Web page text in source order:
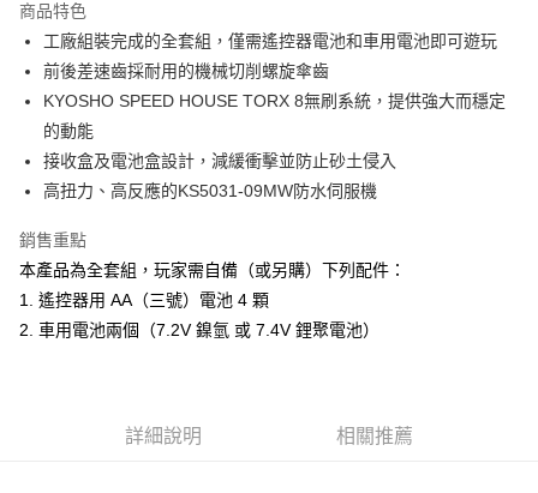
合作金庫商業銀行
華南商業銀行
彰化商業銀行
上海商業儲蓄銀行
台北富邦商業銀行
國泰世華商業銀行
兆豐國際商業銀行
臺灣中小企業銀行
匯豐（台灣）商業銀行
華泰商業銀行
聯邦商業銀行
遠東國際商業銀行
元大商業銀行
永豐商業銀行
台新國際商業銀行
台灣樂天信用卡公司
6 期 0 利率 每期
華南商業銀行
彰化商業銀行
上海商業儲蓄銀行
台北富邦商業銀行
國泰世華商業銀行
臺灣中小企業銀行
台中商業銀行
匯豐（台灣）商業銀行
華泰商業銀行
元大商業銀行
玉山商業銀行
星展（台灣）商業銀行
台灣樂天信用卡公司
LINE Pay
Apple Pay
街口支付
悠遊付
Google Pay
ATM付款
商品特色
工廠組裝完成的全套組，僅需遙控器電池和車用電池即可遊玩
前後差速齒採耐用的機械切削螺旋傘齒
KYOSHO SPEED HOUSE TORX 8無刷系統，提供強大而穩定
的動能
接收盒及電池盒設計，減緩衝擊並防止砂土侵入
高扭力、高反應的KS5031-09MW防水伺服機
銷售重點
本產品為全套組，玩家需自備（或另購）下列配件：
1. 遙控器用 AA（三號）電池 4 顆
2. 車用電池兩個（7.2V 鎳氫 或 7.4V 鋰聚電池）
詳細說明 相關推薦